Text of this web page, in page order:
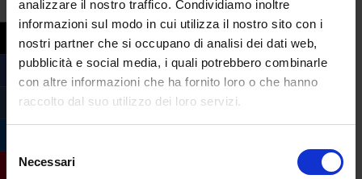
analizzare il nostro traffico. Condividiamo inoltre
informazioni sul modo in cui utilizza il nostro sito con i
nostri partner che si occupano di analisi dei dati web,
pubblicità e social media, i quali potrebbero combinarle
con altre informazioni che ha fornito loro o che hanno
raccolto dal suo utilizzo dei loro servizi.
delNecessari
amministrazione,SEND